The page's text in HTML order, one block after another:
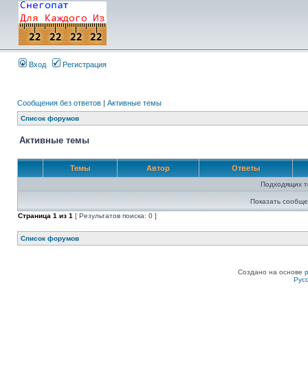
Вход Регистрация
Сообщения без ответов | Активные темы
Список форумов
Активные темы
Темы Автор Ответы
Подходящих
Показать
Страница 1 из 1 [ Результатов поиска: 0 ]
Список форумов
Создано на основе